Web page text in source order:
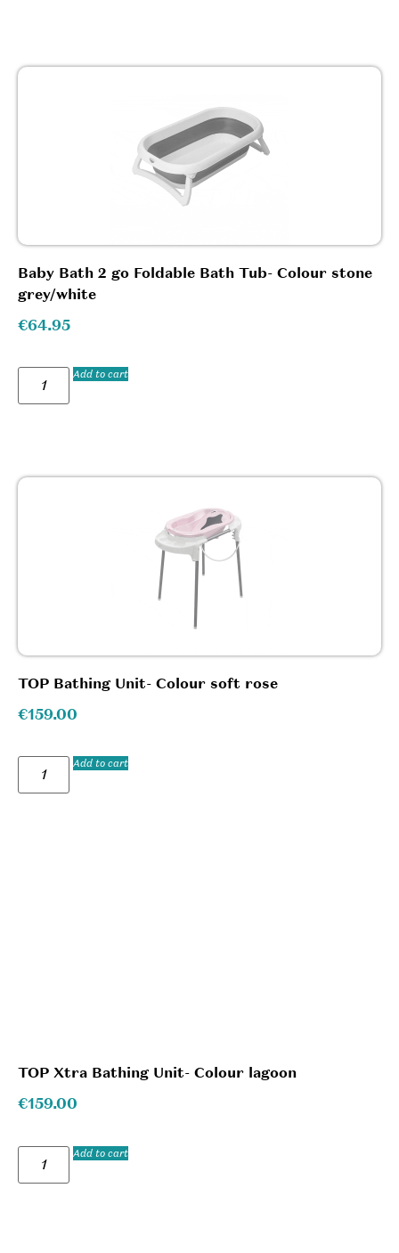
Baby Bath 2 go Foldable Bath Tub- Colour stone
grey/white
€64.95
Add to cart
TOP Bathing Unit- Colour soft rose
€159.00
Add to cart
TOP Xtra Bathing Unit- Colour lagoon
€159.00
Add to cart